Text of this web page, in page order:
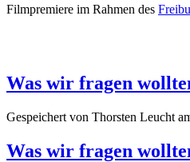
Filmpremiere im Rahmen des
Was wir fragen
Gespeichert von Thorsten Leucht
Was wir fragen